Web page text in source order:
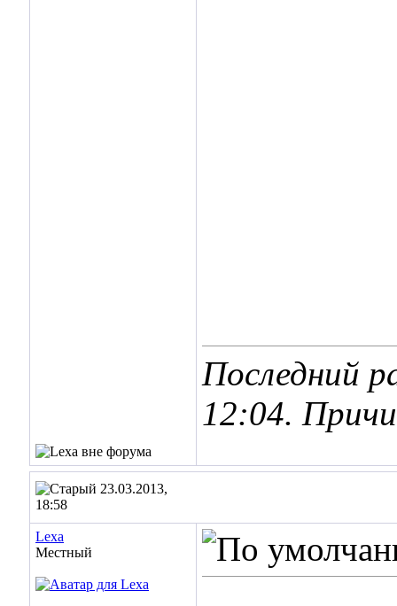
Последний
12:04.
23.03.2013,
18:58
Lexa
Местный